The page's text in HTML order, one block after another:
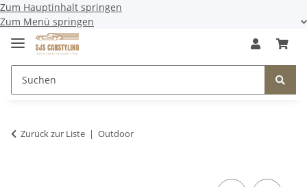
Zum Hauptinhalt springen
Zum Menü springen
Zurück zur Liste Outdoor